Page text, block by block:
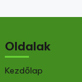
Oldalak
Kezdőlap